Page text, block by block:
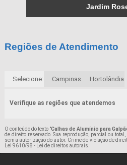
Jardim
Regiões de Atendimento
Selecione: Campinas Hortolândia
Verifique as regiões que atendemos
O conteúdo do texto "Calhas de Alumínio para
de direito reservado. Sua reprodução, parcial ou
sem a autorização do autor. Crime de violação de
Lei 9610/98 - Lei de direitos autorais.